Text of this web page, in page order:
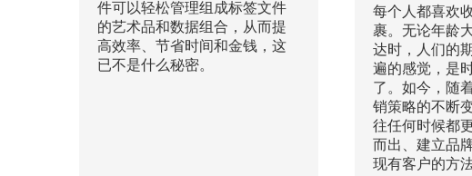
件可以轻松管理组成标签文件
的艺术品和数据组合，从而提
高效率、节省时间和金钱，这
已不是什么秘密。
每个人都喜欢
裹。无论年龄
达时，人们的
遍的感觉，是
了。如今，随
销策略的不断
往任何时候都
而出、建立品
现有客户的方法